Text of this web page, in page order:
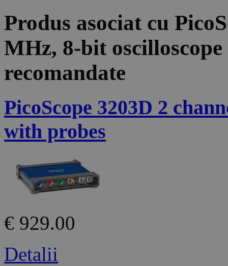
Produs asociat cu
MHz, 8-bit
recomandate
PicoScope 3203D 2
with probes
€ 929.00
Detalii